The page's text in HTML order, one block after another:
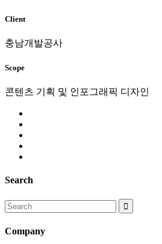
Client
충남개발공사
Scope
콘텐츠 기획 및 인포그래픽 디자인
Search
Search
for:
Company